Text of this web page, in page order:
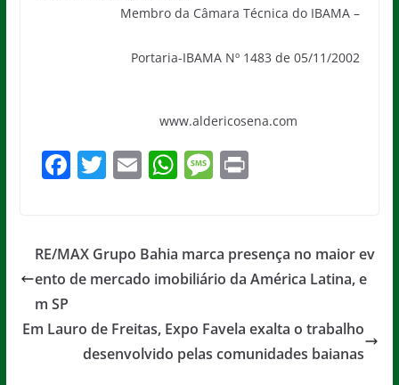
Membro da Câmara Técnica do IBAMA –
Portaria-IBAMA Nº 1483 de 05/11/2002
www.aldericosena.com
F
e
b
o
k
T
er
E
l
W
s
A
p
M
a
g
Pr
RE/MAX Grupo Bahia marca presença no maior ev
ento de mercado imobiliário da América Latina, e
m SP
Em Lauro de Freitas, Expo Favela exalta o trabalho
desenvolvido pelas comunidades baianas